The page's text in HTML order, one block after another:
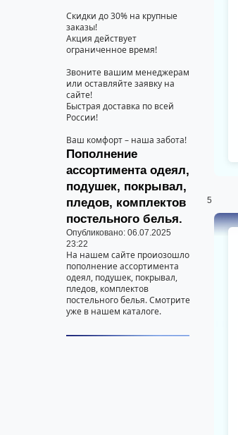
Скидки до 30% на крупные
заказы!
Акция действует
ограниченное время!
Звоните вашим менеджерам
или оставляйте заявку на
сайте!
Быстрая доставка по всей
России!
Ваш комфорт – наша забота!
Пополнение
ассортимента одеял,
подушек, покрывал,
пледов, комплектов
постельного белья.
Опубликовано: 06.07.2025
23:22
На нашем сайте проиозошло
пополнение ассортимента
одеял, подушек, покрывал,
пледов, комплектов
постельного белья. Смотрите
уже в нашем каталоге.
5